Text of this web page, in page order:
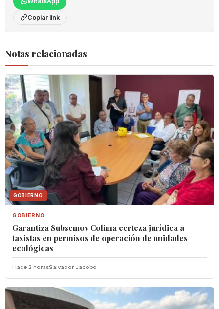
Copiar link
Notas relacionadas
GOBIERNO
GOBIERNO
Garantiza Subsemov Colima certeza jurídica a
taxistas en permisos de operación de unidades
ecológicas
Hace 2 horasSalvador Jacobo